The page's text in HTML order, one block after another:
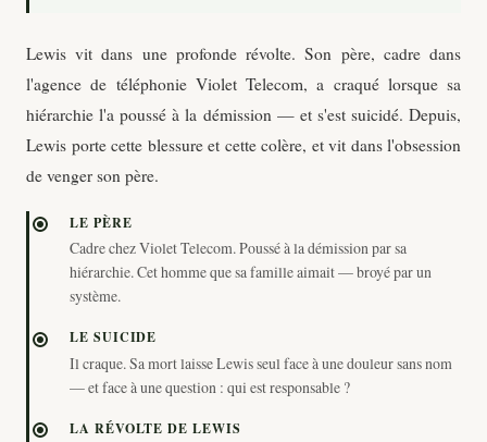
Lewis vit dans une profonde révolte. Son père, cadre dans
l'agence de téléphonie Violet Telecom, a craqué lorsque sa
hiérarchie l'a poussé à la démission — et s'est suicidé. Depuis,
Lewis porte cette blessure et cette colère, et vit dans l'obsession
de venger son père.
LE PÈRE
Cadre chez Violet Telecom. Poussé à la démission par sa
hiérarchie. Cet homme que sa famille aimait — broyé par un
système.
LE SUICIDE
Il craque. Sa mort laisse Lewis seul face à une douleur sans nom
— et face à une question : qui est responsable ?
LA RÉVOLTE DE LEWIS